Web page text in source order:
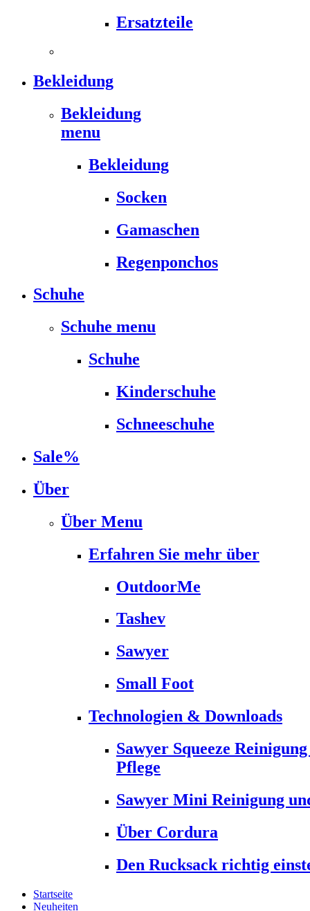
Ersatzteile
Bekleidung
Bekleidung
menu
Bekleidung
Socken
Gamaschen
Regenponchos
Schuhe
Schuhe menu
Schuhe
Kinderschuhe
Schneeschuhe
Sale%
Über
Über Menu
Erfahren Sie mehr über
OutdoorMe
Tashev
Sawyer
Small Foot
Technologien & Downloads
Sawyer Squeeze
Pflege
Sawyer Mini Reinigung
Über Cordura
Den Rucksack richtig
Startseite
Neuheiten